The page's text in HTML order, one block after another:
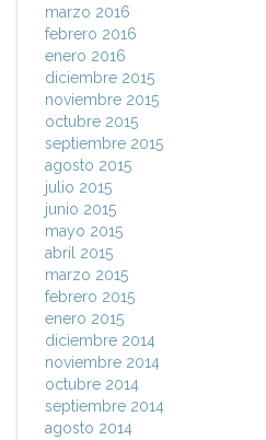
marzo 2016
febrero 2016
enero 2016
diciembre 2015
noviembre 2015
octubre 2015
septiembre 2015
agosto 2015
julio 2015
junio 2015
mayo 2015
abril 2015
marzo 2015
febrero 2015
enero 2015
diciembre 2014
noviembre 2014
octubre 2014
septiembre 2014
agosto 2014